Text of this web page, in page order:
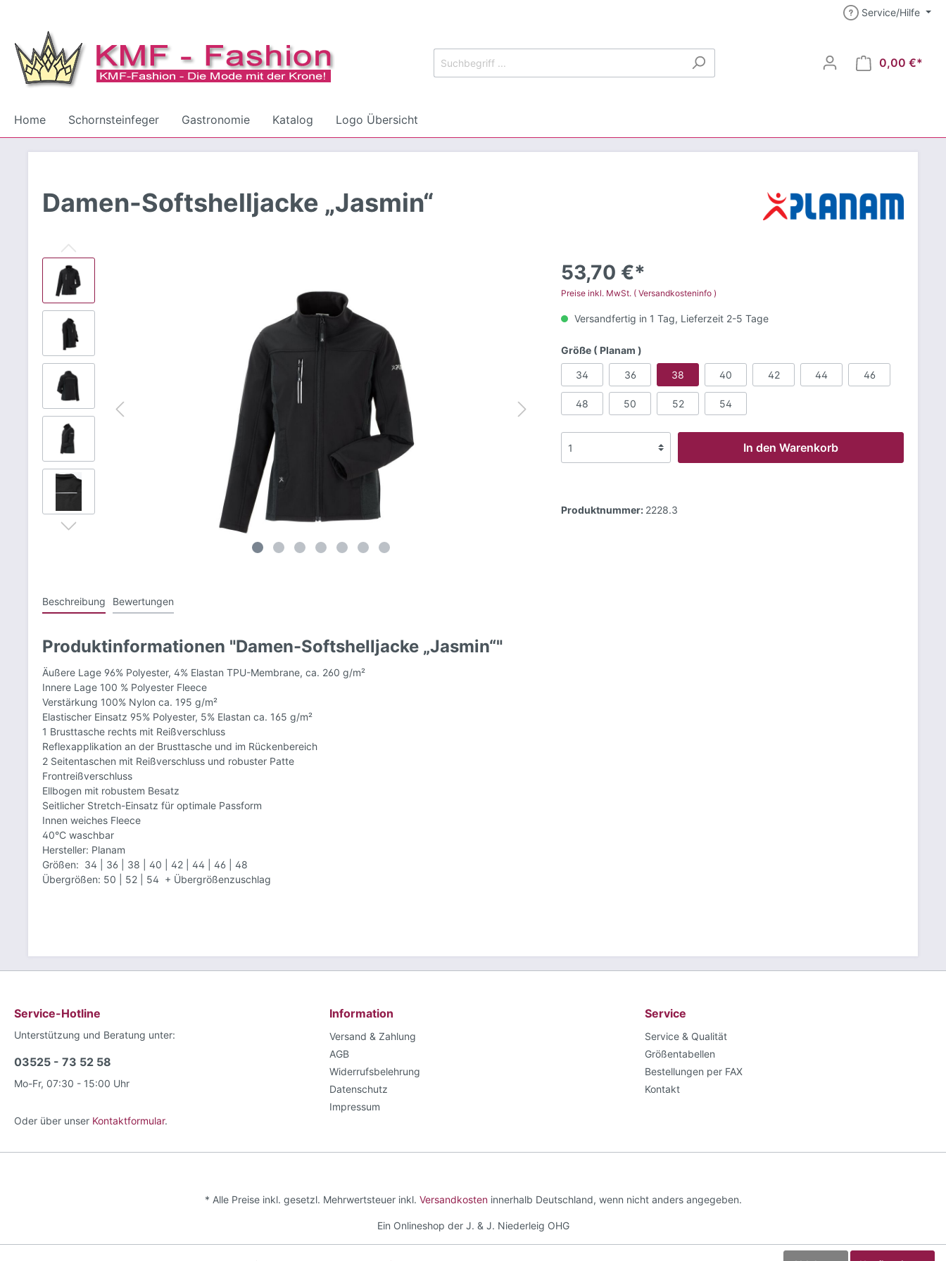
Service/Hilfe
0,00 €*
Home Schornsteinfeger Gastronomie Katalog Logo Übersicht
Mode für Männer Mode für Frauen
Zubehör
Unterwäsche Technik Dickies Abverkauf
Kalenderaktion
Kochbekleidung
Damen-Softshelljacke „Jasmin“
53,70 €*
Preise inkl. MwSt. ( Versandkosteninfo )
Versandfertig in 1 Tag, Lieferzeit 2-5 Tage
Größe ( Planam )
34 36 38 40 42 44 46
48 50 52 54
In den Warenkorb
Produktnummer: 2228.3
Beschreibung Bewertungen
Produktinformationen "Damen-Softshelljacke „Jasmin“"
Äußere Lage 96% Polyester, 4% Elastan TPU-Membrane, ca. 260 g/m²
Innere Lage 100 % Polyester Fleece
Verstärkung 100% Nylon ca. 195 g/m²
Elastischer Einsatz 95% Polyester, 5% Elastan ca. 165 g/m²
1 Brusttasche rechts mit Reißverschluss
Reflexapplikation an der Brusttasche und im Rückenbereich
2 Seitentaschen mit Reißverschluss und robuster Patte
Frontreißverschluss
Ellbogen mit robustem Besatz
Seitlicher Stretch-Einsatz für optimale Passform
Innen weiches Fleece
40°C waschbar
Hersteller: Planam
Größen: 34 | 36 | 38 | 40 | 42 | 44 | 46 | 48
Übergrößen: 50 | 52 | 54 + Übergrößenzuschlag
Service-Hotline
Unterstützung und Beratung unter:
03525 - 73 52 58
Mo-Fr, 07:30 - 15:00 Uhr
Oder über unser Kontaktformular.
Information
Versand & Zahlung
AGB
Widerrufsbelehrung
Datenschutz
Impressum
Service
Service & Qualität
Größentabellen
Bestellungen per FAX
Kontakt
* Alle Preise inkl. gesetzl. Mehrwertsteuer inkl. Versandkosteninnerhalb Deutschland, wenn nicht anders angegeben.
Ein Onlineshop der J. & J. Niederleig OHG